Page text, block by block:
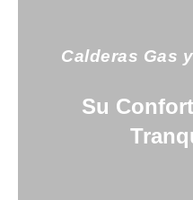
Calderas Gas
Su